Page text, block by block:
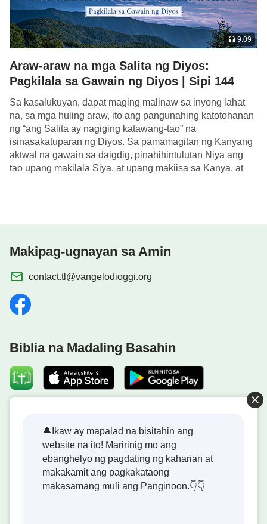
9:09
Araw-araw na mga Salita ng Diyos:
Pagkilala sa Gawain ng Diyos | Sipi 144
Sa kasalukuyan, dapat maging malinaw sa inyong lahat
na, sa mga huling araw, ito ang pangunahing katotohanan
ng “ang Salita ay nagiging katawang-tao” na
isinasakatuparan ng Diyos. Sa pamamagitan ng Kanyang
aktwal na gawain sa daigdig, pinahihintulutan Niya ang
tao upang makilala Siya, at upang makiisa sa Kanya, at
Makipag-ugnayan sa Amin
contact.tl@vangelodioggi.org
Biblia na Madaling Basahin
Ang kaharian ng Diyos ay dumating na sa mundo! Gusto
mo bang makapasok dito?
Kontakin Kami Gamit ang Messenger
🔔Ikaw ay mapalad na bisitahin ang
website na ito! Maririnig mo ang
ebanghelyo ng pagdating ng kaharian at
makakamit ang pagkakataong
makasamang muli ang Panginoon.👇👇